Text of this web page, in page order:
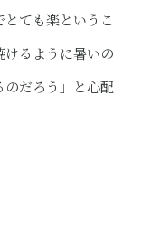
ても楽というこ
けるように暑いの
だろう」と心配